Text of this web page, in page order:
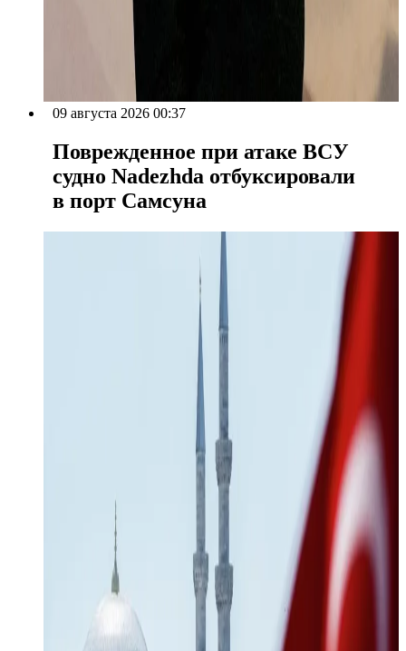
09 августа 2026 00:37
Поврежденное при атаке ВСУ
судно Nadezhda отбуксировали
в порт Самсуна